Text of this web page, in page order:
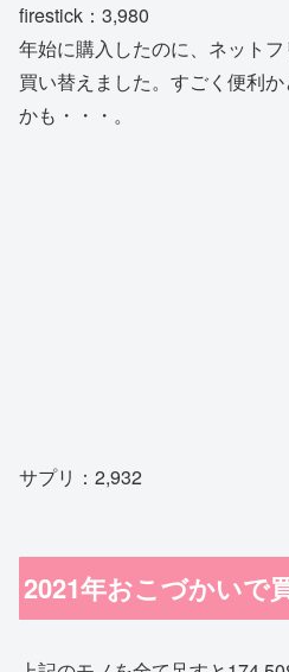
firestick：3,980
年始に購入したのに、ネット
買い替えました。すごく便利
かも・・・。
サプリ：2,932
2021年おこづかいで